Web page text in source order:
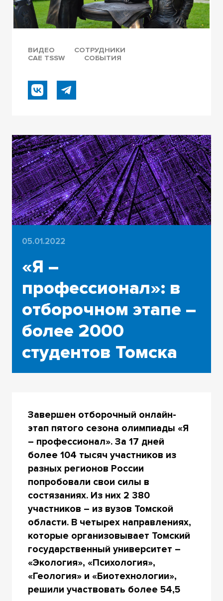
ВИДЕО
СОТРУДНИКИ
САЕ TSSW
СОБЫТИЯ
05.01.2022
«Я –
профессионал»: в
отборочном этапе –
более 2000
студентов Томска
Завершен отборочный онлайн-
этап пятого сезона олимпиады «Я
– профессионал». За 17 дней
более 104 тысяч участников из
разных регионов России
попробовали свои силы в
состязаниях. Из них 2 380
участников – из вузов Томской
области. В четырех направлениях,
которые организовывает Томский
государственный университет –
«Экология», «Психология»,
«Геология» и «Биотехнологии»,
решили участвовать более 54,5